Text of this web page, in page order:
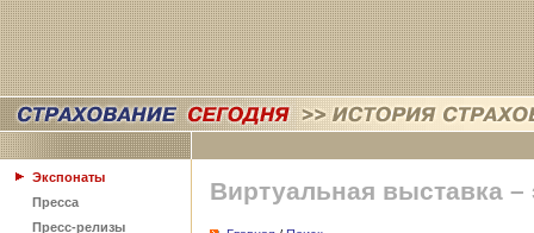
Экспонаты
Пресса
Пресс-релизы
Виртуальная выставка –